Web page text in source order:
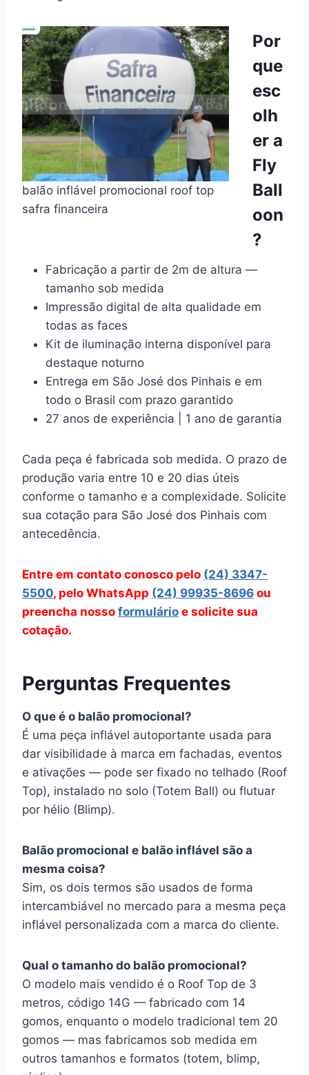
balão inflável promocional roof top
safra financeira
Por
que
esc
olh
er a
Fly
Ball
oon
?
Fabricação a partir de 2m de altura —
tamanho sob medida
Impressão digital de alta qualidade em
todas as faces
Kit de iluminação interna disponível para
destaque noturno
Entrega em São José dos Pinhais e em
todo o Brasil com prazo garantido
27 anos de experiência | 1 ano de garantia
Cada peça é fabricada sob medida. O prazo de
produção varia entre 10 e 20 dias úteis
conforme o tamanho e a complexidade. Solicite
sua cotação para São José dos Pinhais com
antecedência.
Entre em contato conosco pelo (24) 3347-
5500, pelo WhatsApp (24) 99935-8696 ou
preencha nosso formulário e solicite sua
cotação.
Perguntas Frequentes
O que é o balão promocional?
É uma peça inflável autoportante usada para
dar visibilidade à marca em fachadas, eventos
e ativações — pode ser fixado no telhado (Roof
Top), instalado no solo (Totem Ball) ou flutuar
por hélio (Blimp).
Balão promocional e balão inflável são a
mesma coisa?
Sim, os dois termos são usados de forma
intercambiável no mercado para a mesma peça
inflável personalizada com a marca do cliente.
Qual o tamanho do balão promocional?
O modelo mais vendido é o Roof Top de 3
metros, código 14G — fabricado com 14
gomos, enquanto o modelo tradicional tem 20
gomos — mas fabricamos sob medida em
outros tamanhos e formatos (totem, blimp,